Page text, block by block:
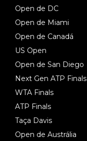
Open de DC
Open de Miami
Open de Canadá
US Open
Open de San Diego
Next Gen ATP Finals
WTA Finals
ATP Finals
Taça Davis
Open de Austrália